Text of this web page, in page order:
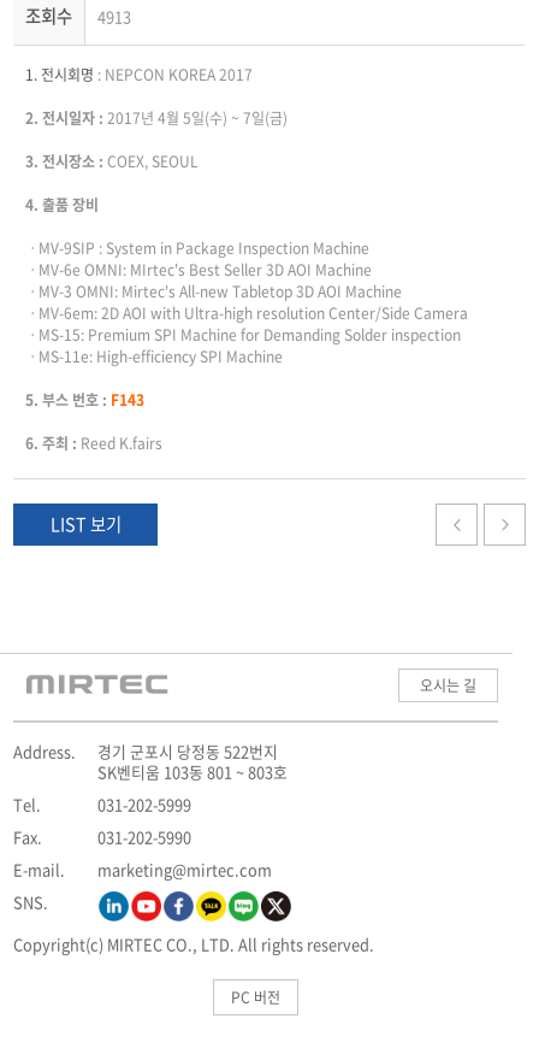
조회수 4913
1. 전시회명 : NEPCON KOREA 2017
2. 전시일자 : 2017년 4월 5일(수) ~ 7일(금)
3. 전시장소 : COEX, SEOUL
4. 출품 장비
ㆍMV-9SIP : System in Package Inspection Machine
ㆍMV-6e OMNI: MIrtec's Best Seller 3D AOI Machine
ㆍMV-3 OMNI: Mirtec's All-new Tabletop 3D AOI Machine
ㆍMV-6em: 2D AOI with Ultra-high resolution Center/Side Camera
ㆍMS-15: Premium SPI Machine for Demanding Solder inspection
ㆍMS-11e: High-efficiency SPI Machine
5. 부스 번호 : F143
6. 주최 : Reed K.fairs
LIST 보기
오시는 길
Address.
경기 군포시 당정동 522번지
SK벤티움 103동 801 ~ 803호
Tel.
031-202-5999
Fax.
031-202-5990
E-mail.
marketing@mirtec.com
SNS.
Copyright(c) MIRTEC CO., LTD. All rights reserved.
PC 버전